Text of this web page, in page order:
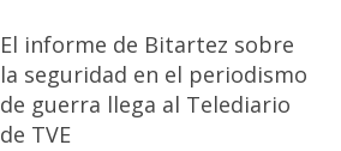
El informe de Bitartez sobre
la seguridad en el periodismo
de guerra llega al Telediario
de TVE